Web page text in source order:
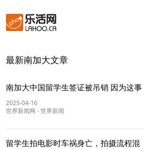
最新南加大文章
南加大中国留学生签证被吊销 因为这事
2025-04-16
世界新闻网 -世界新闻
留学生拍电影时车祸身亡，拍摄流程混